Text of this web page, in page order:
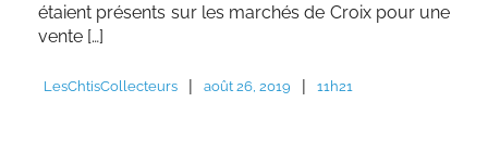
étaient présents sur les marchés de Croix pour une
vente […]
LesChtisCollecteurs | août 26, 2019 | 11h21